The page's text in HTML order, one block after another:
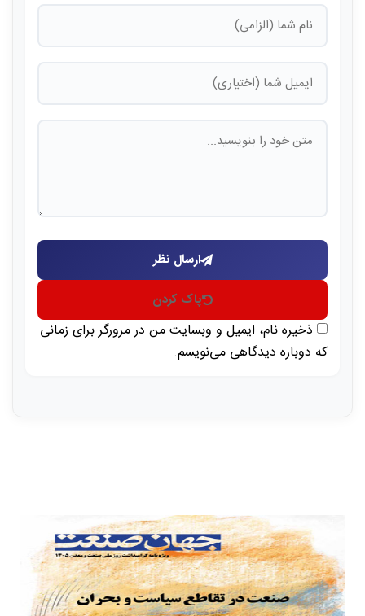
ارسال نظر
پاک کردن
ذخیره نام، ایمیل و وبسایت من در مرورگر برای زمانی
که دوباره دیدگاهی می‌نویسم.